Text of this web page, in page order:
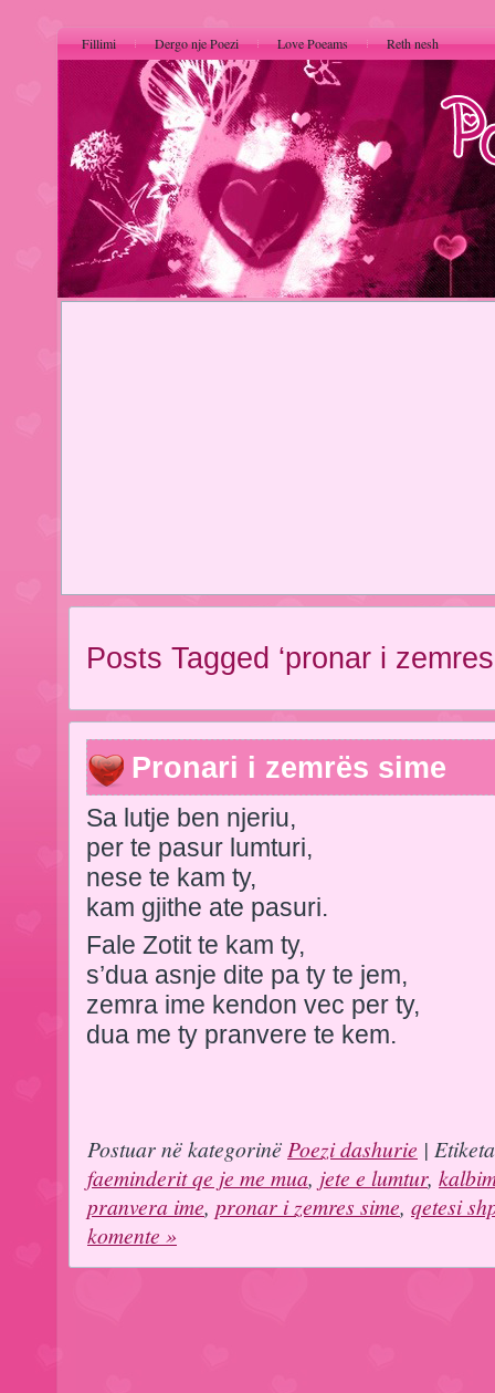
Fillimi Dergo nje Poezi Love Poeams Reth nesh
Posts Tagged ‘pronar i
Pronari i zemrës sime
Sa lutje ben njeriu,
per te pasur lumturi,
nese te kam ty,
kam gjithe ate pasuri.
Fale Zotit te kam ty,
s’dua asnje dite pa ty te jem,
zemra ime kendon vec per ty,
dua me ty pranvere te kem.
Postuar në kategorinë Poezi dashurie |
faeminderit qe je me mua, jete e lumtur,
pranvera ime, pronar i zemres sime, qetesi
komente »